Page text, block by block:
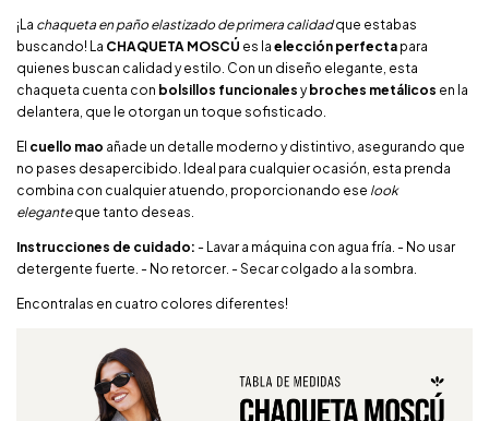
¡La chaqueta en paño elastizado de primera calidadque estabas
buscando! La CHAQUETA MOSCÚ es la elección perfecta para
quienes buscan calidad y estilo. Con un diseño elegante, esta
chaqueta cuenta con bolsillos funcionales y broches metálicos en la
delantera, que le otorgan un toque sofisticado.
El cuello mao añade un detalle moderno y distintivo, asegurando que
no pases desapercibido. Ideal para cualquier ocasión, esta prenda
combina con cualquier atuendo, proporcionando ese look
eleganteque tanto deseas.
Instrucciones de cuidado: - Lavar a máquina con agua fría. - No usar
detergente fuerte. - No retorcer. - Secar colgado a la sombra.
Encontralas en cuatro colores diferentes!